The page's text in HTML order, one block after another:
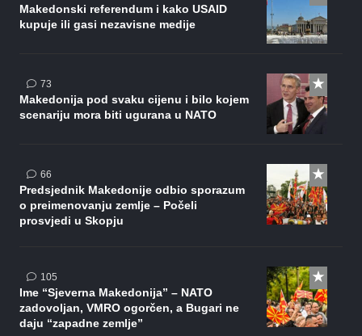
Makedonski referendum i kako USAID
kupuje ili gasi nezavisne medije
73komentara
Makedonija pod svaku cijenu i bilo kojem
scenariju mora biti ugurana u NATO
66komentara
Predsjednik Makedonije odbio sporazum
o preimenovanju zemlje – Počeli
prosvjedi u Skopju
105komentara
Ime “Sjeverna Makedonija” – NATO
zadovoljan, VMRO ogorčen, a Bugari ne
daju “zapadne zemlje”